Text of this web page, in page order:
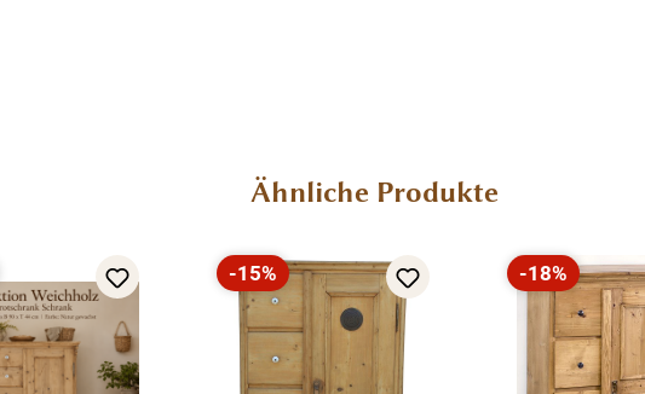
Ähnliche Produkte
Rabatt
-15%
Rabatt
-18%